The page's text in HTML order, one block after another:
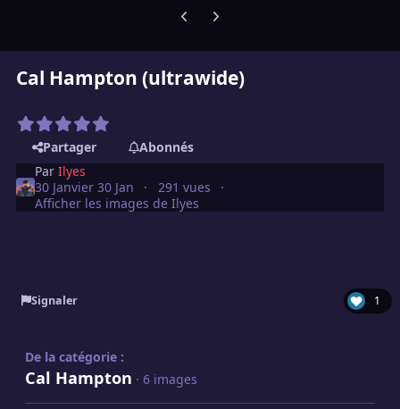
Diapositive précédente
Diapositive suivante
Cal Hampton (ultrawide)
Partager
Abonnés
ParIlyes
30 Janvier30 Jan
291 vues
Afficher les images de Ilyes
Signaler 1
De la catégorie :
Cal Hampton · 6 images